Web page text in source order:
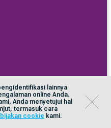
lainnya
online Anda.
Anda menyetujui hal
termasuk cara
cookie kami.